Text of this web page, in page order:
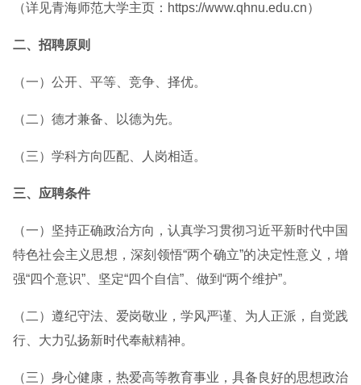
（详见青海师范大学主页：https://www.qhnu.edu.cn）
二、招聘原则
（一）公开、平等、竞争、择优。
（二）德才兼备、以德为先。
（三）学科方向匹配、人岗相适。
三、应聘条件
（一）坚持正确政治方向，认真学习贯彻习近平新时代中国
特色社会主义思想，深刻领悟“两个确立”的决定性意义，增
强“四个意识”、坚定“四个自信”、做到“两个维护”。
（二）遵纪守法、爱岗敬业，学风严谨、为人正派，自觉践
行、大力弘扬新时代奉献精神。
（三）身心健康，热爱高等教育事业，具备良好的思想政治